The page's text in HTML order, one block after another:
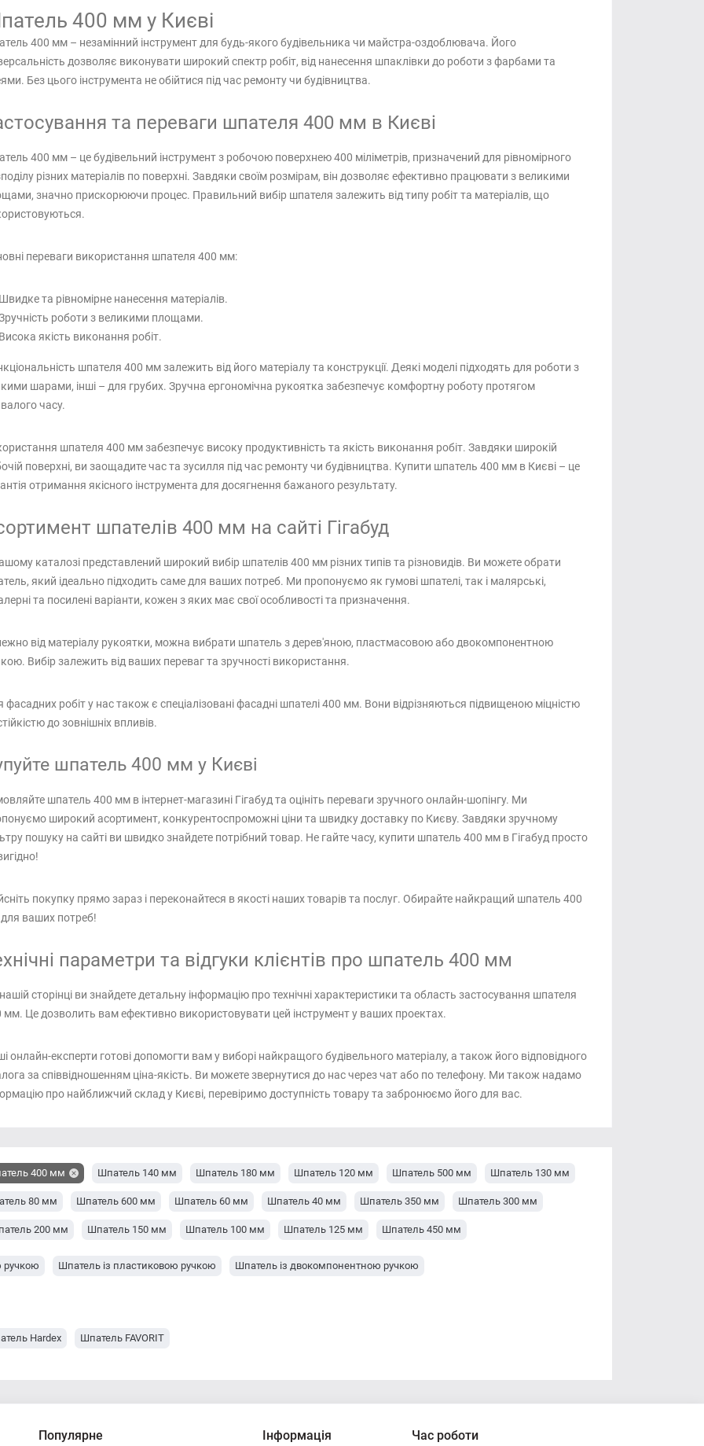
400 мм у Києві
400 мм – незамінний інструмент для будь-якого будівельника чи майстра-оздоблювача. Його
дозволяє виконувати широкий спектр робіт, від нанесення шпаклівки до роботи з фарбами та
Без цього інструмента не обійтися під час ремонту чи будівництва.
та переваги шпателя 400 мм в Києві
400 мм – це будівельний інструмент з робочою поверхнею 400 міліметрів, призначений для рівномірного
різних матеріалів по поверхні. Завдяки своїм розмірам, він дозволяє ефективно працювати з великими
значно прискорюючи процес. Правильний вибір шпателя залежить від типу робіт та матеріалів, що
переваги використання шпателя 400 мм:
Швидке та рівномірне нанесення матеріалів.
роботи з великими площами.
Висока якість виконання робіт.
шпателя 400 мм залежить від його матеріалу та конструкції. Деякі моделі підходять для роботи з
шарами, інші – для грубих. Зручна ергономічна рукоятка забезпечує комфортну роботу протягом
часу.
шпателя 400 мм забезпечує високу продуктивність та якість виконання робіт. Завдяки широкій
поверхні, ви заощадите час та зусилля під час ремонту чи будівництва. Купити шпатель 400 мм в Києві – це
отримання якісного інструмента для досягнення бажаного результату.
шпателів 400 мм на сайті Гігабуд
каталозі представлений широкий вибір шпателів 400 мм різних типів та різновидів. Ви можете обрати
який ідеально підходить саме для ваших потреб. Ми пропонуємо як гумові шпателі, так і малярські,
та посилені варіанти, кожен з яких має свої особливості та призначення.
від матеріалу рукоятки, можна вибрати шпатель з дерев'яною, пластмасовою або двокомпонентною
Вибір залежить від ваших переваг та зручності використання.
фасадних робіт у нас також є спеціалізовані фасадні шпателі 400 мм. Вони відрізняються підвищеною міцністю
до зовнішніх впливів.
шпатель 400 мм у Києві
шпатель 400 мм в інтернет-магазині Гігабуд та оцініть переваги зручного онлайн-шопінгу. Ми
широкий асортимент, конкурентоспроможні ціни та швидку доставку по Києву. Завдяки зручному
пошуку на сайті ви швидко знайдете потрібний товар. Не гайте часу, купити шпатель 400 мм в Гігабуд просто
покупку прямо зараз і переконайтеся в якості наших товарів та послуг. Обирайте найкращий шпатель 400
ваших потреб!
параметри та відгуки клієнтів про шпатель 400 мм
сторінці ви знайдете детальну інформацію про технічні характеристики та область застосування шпателя
мм. Це дозволить вам ефективно використовувати цей інструмент у ваших проектах.
онлайн-експерти готові допомогти вам у виборі найкращого будівельного матеріалу, а також його відповідного
за співвідношенням ціна-якість. Ви можете звернутися до нас через чат або по телефону. Ми також надамо
про найближчий склад у Києві, перевіримо доступність товару та забронюємо його для вас.
400 мм Шпатель 140 мм Шпатель 180 мм Шпатель 120 мм Шпатель 500 мм Шпатель 130 мм
80 мм Шпатель 600 мм Шпатель 60 мм Шпатель 40 мм Шпатель 350 мм Шпатель 300 мм
200 мм Шпатель 150 мм Шпатель 100 мм Шпатель 125 мм Шпатель 450 мм
ручкою Шпатель із пластиковою ручкою Шпатель із двокомпонентною ручкою
Hardex Шпатель FAVORIT
Популярне Інформація Час роботи